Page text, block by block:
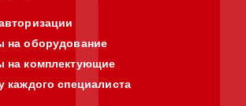
на оборудование
на комплектующие
каждого специалиста